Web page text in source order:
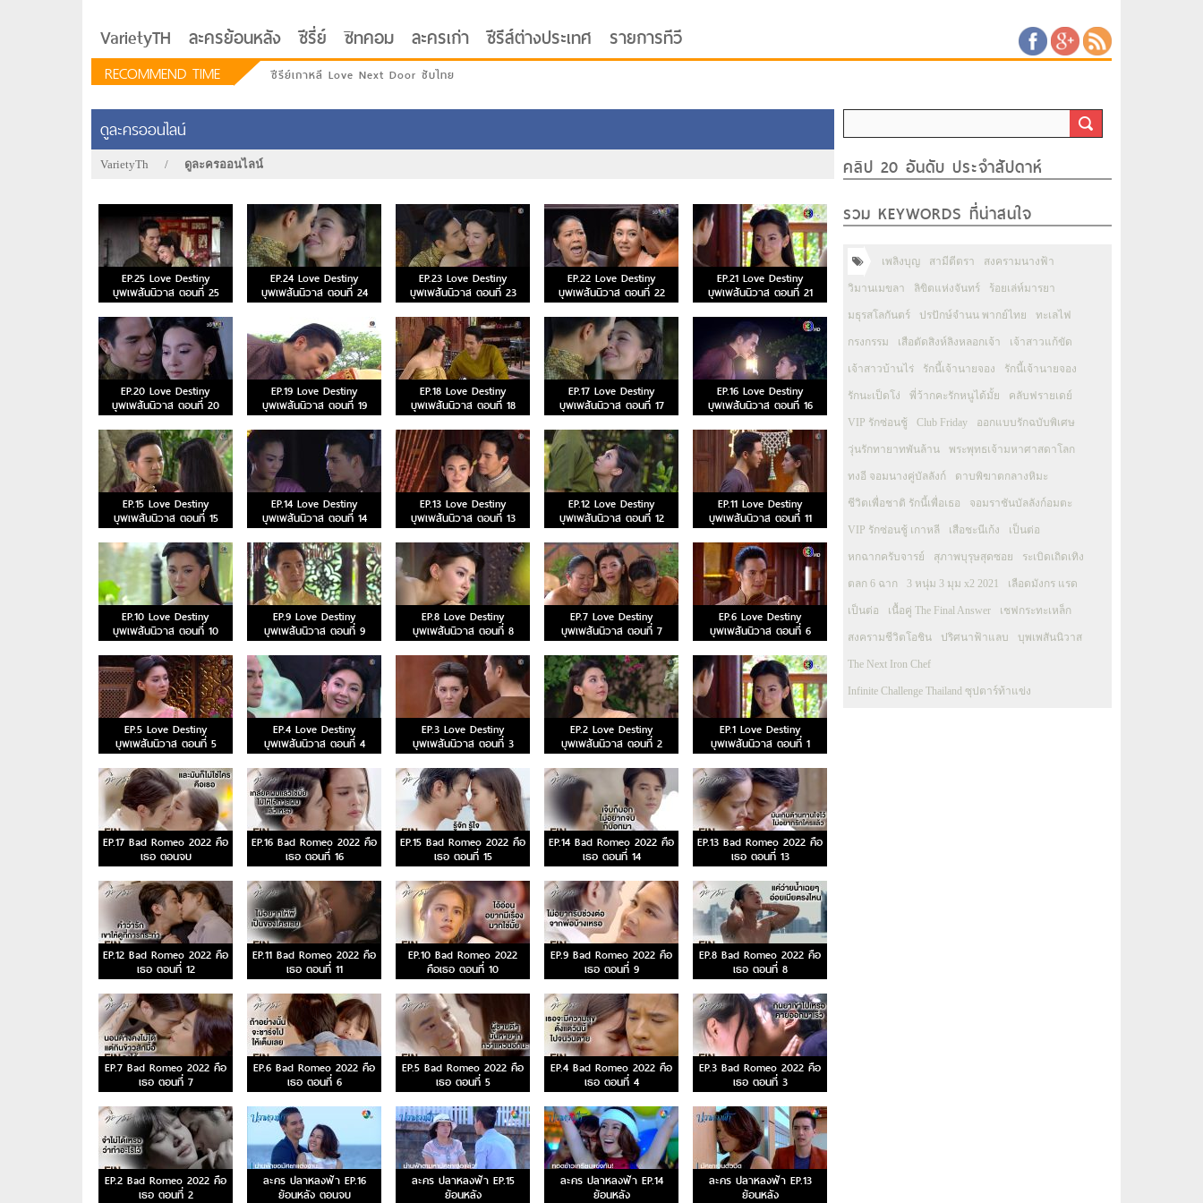
VarietyTH ละครย้อนหลัง ซีรี่ย์ ซิทคอม ละครเก่า ซีรีส์ต่างประเทศ รายการทีวี
RECOMMEND TIME ซีรีย์เกาหลี Love Next Door ซับไทย
ดูละครออนไลน์
VarietyTh / ดูละครออนไลน์
EP.25 Love Destiny
บุพเพสันนิวาส ตอนที่ 25
EP.24 Love Destiny
บุพเพสันนิวาส ตอนที่ 24
EP.23 Love Destiny
บุพเพสันนิวาส ตอนที่ 23
EP.22 Love Destiny
บุพเพสันนิวาส ตอนที่ 22
EP.21 Love Destiny
บุพเพสันนิวาส ตอนที่ 21
EP.20 Love Destiny
บุพเพสันนิวาส ตอนที่ 20
EP.19 Love Destiny
บุพเพสันนิวาส ตอนที่ 19
EP.18 Love Destiny
บุพเพสันนิวาส ตอนที่ 18
EP.17 Love Destiny
บุพเพสันนิวาส ตอนที่ 17
EP.16 Love Destiny
บุพเพสันนิวาส ตอนที่ 16
EP.15 Love Destiny
บุพเพสันนิวาส ตอนที่ 15
EP.14 Love Destiny
บุพเพสันนิวาส ตอนที่ 14
EP.13 Love Destiny
บุพเพสันนิวาส ตอนที่ 13
EP.12 Love Destiny
บุพเพสันนิวาส ตอนที่ 12
EP.11 Love Destiny
บุพเพสันนิวาส ตอนที่ 11
EP.10 Love Destiny
บุพเพสันนิวาส ตอนที่ 10
EP.9 Love Destiny
บุพเพสันนิวาส ตอนที่ 9
EP.8 Love Destiny
บุพเพสันนิวาส ตอนที่ 8
EP.7 Love Destiny
บุพเพสันนิวาส ตอนที่ 7
EP.6 Love Destiny
บุพเพสันนิวาส ตอนที่ 6
EP.5 Love Destiny
บุพเพสันนิวาส ตอนที่ 5
EP.4 Love Destiny
บุพเพสันนิวาส ตอนที่ 4
EP.3 Love Destiny
บุพเพสันนิวาส ตอนที่ 3
EP.2 Love Destiny
บุพเพสันนิวาส ตอนที่ 2
EP.1 Love Destiny
บุพเพสันนิวาส ตอนที่ 1
EP.17 Bad Romeo 2022 คือ
เธอ ตอนจบ
EP.16 Bad Romeo 2022 คือ
เธอ ตอนที่ 16
EP.15 Bad Romeo 2022 คือ
เธอ ตอนที่ 15
EP.14 Bad Romeo 2022 คือ
เธอ ตอนที่ 14
EP.13 Bad Romeo 2022 คือ
เธอ ตอนที่ 13
EP.12 Bad Romeo 2022 คือ
เธอ ตอนที่ 12
EP.11 Bad Romeo 2022 คือ
เธอ ตอนที่ 11
EP.10 Bad Romeo 2022
คือเธอ ตอนที่ 10
EP.9 Bad Romeo 2022 คือ
เธอ ตอนที่ 9
EP.8 Bad Romeo 2022 คือ
เธอ ตอนที่ 8
EP.7 Bad Romeo 2022 คือ
เธอ ตอนที่ 7
EP.6 Bad Romeo 2022 คือ
เธอ ตอนที่ 6
EP.5 Bad Romeo 2022 คือ
เธอ ตอนที่ 5
EP.4 Bad Romeo 2022 คือ
เธอ ตอนที่ 4
EP.3 Bad Romeo 2022 คือ
เธอ ตอนที่ 3
EP.2 Bad Romeo 2022 คือ
เธอ ตอนที่ 2
ละคร ปลาหลงฟ้า EP.16
ย้อนหลัง ตอนจบ
ละคร ปลาหลงฟ้า EP.15
ย้อนหลัง
ละคร ปลาหลงฟ้า EP.14
ย้อนหลัง
ละคร ปลาหลงฟ้า EP.13
ย้อนหลัง
คลิป 20 อันดับ ประจำสัปดาห์
รวม KEYWORDS ที่น่าสนใจ
เพลิงบุญ สามีตีตรา สงครามนางฟ้า
วิมานเมขลา ลิขิตแห่งจันทร์ ร้อยเล่ห์มารยา
มธุรสโลกันตร์ ปรปักษ์จำนน พากย์ไทย ทะเลไฟ
กรงกรรม เสือตัดสิงห์ลิงหลอกเจ้า เจ้าสาวแก้ขัด
เจ้าสาวบ้านไร่ รักนี้เจ้านายจอง รักนี้เจ้านายจอง
รักนะเป็ดโง่ พี่ว้ากคะรักหนูได้มั้ย คลับฟรายเดย์
VIP รักซ่อนชู้ Club Friday ออกแบบรักฉบับพิเศษ
วุ่นรักทายาทพันล้าน พระพุทธเจ้ามหาศาสดาโลก
ทงอี จอมนางคู่บัลลังก์ ดาบพิฆาตกลางหิมะ
ชีวิตเพื่อชาติ รักนี้เพื่อเธอ จอมราชันบัลลังก์อมตะ
VIP รักซ่อนชู้ เกาหลี เสือชะนีเก้ง เป็นต่อ
หกฉากครับจารย์ สุภาพบุรุษสุดซอย ระเบิดเถิดเทิง
ตลก 6 ฉาก 3 หนุ่ม 3 มุม x2 2021 เลือดมังกร แรด
เป็นต่อ เนื้อคู่ The Final Answer เชฟกระทะเหล็ก
สงครามชีวิตโอชิน ปริศนาฟ้าแลบ บุพเพสันนิวาส
The Next Iron Chef
Infinite Challenge Thailand ซุปตาร์ท้าแข่ง